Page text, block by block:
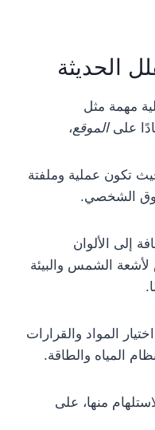
الحديثة
مهمة مثل
علىالموقع،
تكون عملية وملفتة
الشخصي.
إلى الألوان
لأشعة الشمس والبيئة
المواد والقرارات
المياه والطاقة.
للاستلهام منها، على